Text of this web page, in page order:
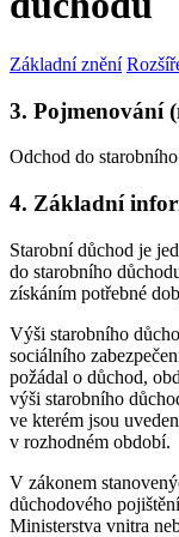
Základní znění
3. Pojmenování
Odchod do
4. Základní
Starobní důchod je
do starobního
získáním potřebné
Výši starobního
sociálního
požádal o důchod,
výši starobního
ve kterém jsou
v rozhodném období.
V zákonem
důchodového
Ministerstva vnitra